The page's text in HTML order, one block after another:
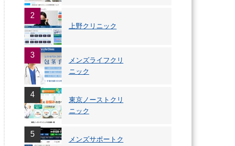
2
上野クリニック
3
メンズライフクリ
ニック
4
東京ノーストクリ
ニック
5
メンズサポートク